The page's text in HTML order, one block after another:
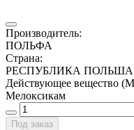
Производитель:
ПОЛЬФА
Страна:
РЕСПУБЛИКА ПОЛЬША
Действующее вещество
Мелоксикам
Под заказ